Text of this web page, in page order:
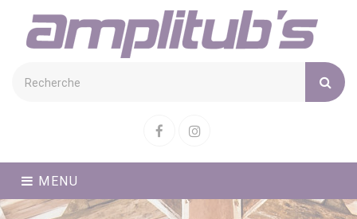
FacebookInstagram
MENU
Cookies management panel